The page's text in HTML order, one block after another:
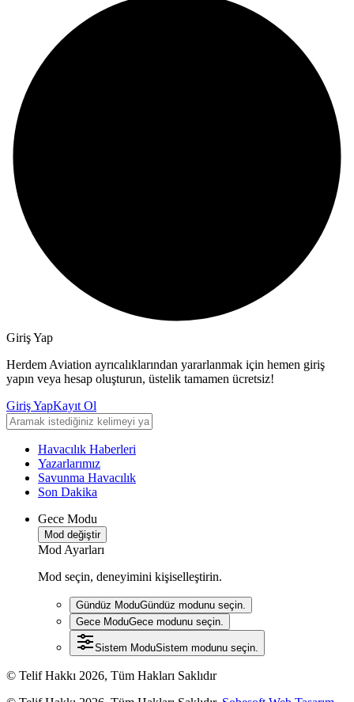
Giriş Yap
Herdem Aviation ayrıcalıklarından yararlanmak için hemen giriş
yapın veya hesap oluşturun, üstelik tamamen ücretsiz!
Giriş YapKayıt Ol
Havacılık Haberleri
Yazarlarımız
Savunma Havacılık
Son Dakika
Gece Modu
Mod değiştir
Mod Ayarları
Mod seçin, deneyimini kişiselleştirin.
Gündüz ModuGündüz modunu seçin.
Gece ModuGece modunu seçin.
Sistem ModuSistem modunu seçin.
© Telif Hakkı 2026, Tüm Hakları Saklıdır